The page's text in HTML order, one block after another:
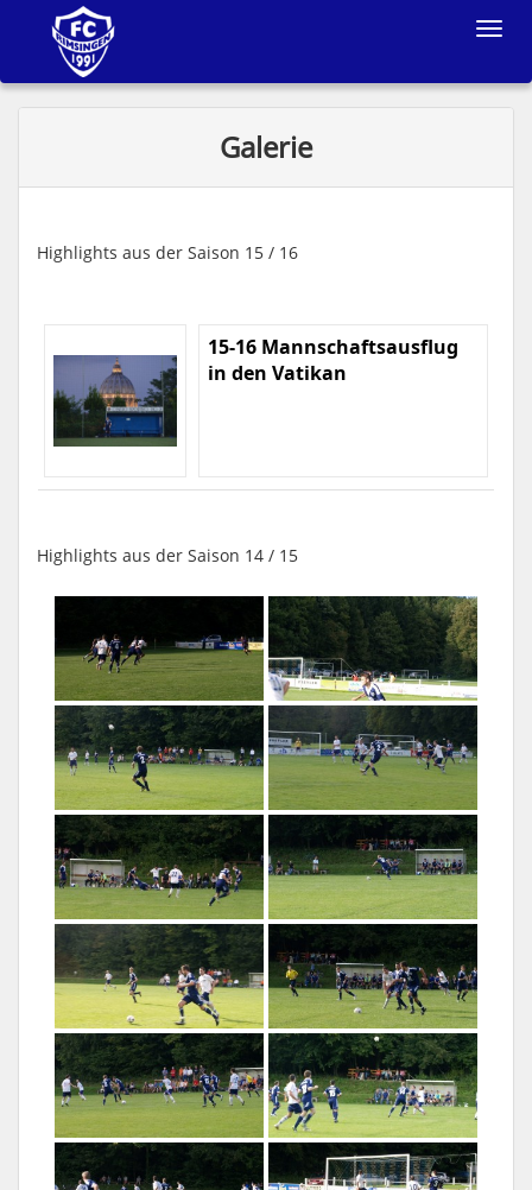
Toggle
Galerie
Highlights aus der Saison 15 / 16
15-16 Mannschaftsausflug
in den Vatikan
Highlights aus der Saison 14 / 15